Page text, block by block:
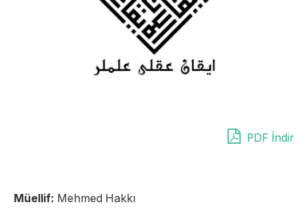
PDF İndir
Müellif: Mehmed Hakkı